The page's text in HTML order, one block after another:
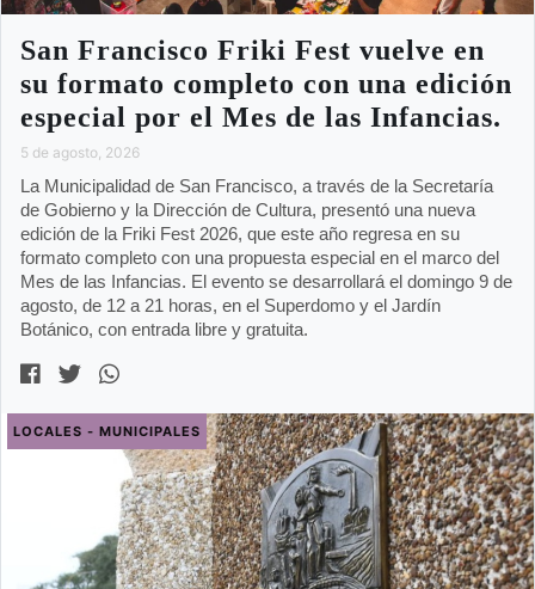
San Francisco Friki Fest vuelve en
su formato completo con una edición
especial por el Mes de las Infancias.
5 de agosto, 2026
La Municipalidad de San Francisco, a través de la Secretaría
de Gobierno y la Dirección de Cultura, presentó una nueva
edición de la Friki Fest 2026, que este año regresa en su
formato completo con una propuesta especial en el marco del
Mes de las Infancias. El evento se desarrollará el domingo 9 de
agosto, de 12 a 21 horas, en el Superdomo y el Jardín
Botánico, con entrada libre y gratuita.
LOCALES - MUNICIPALES